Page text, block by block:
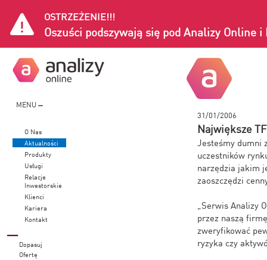
OSTRZEŻENIE!!!
Oszuści podszywają się pod Analizy Online i
MENU
O Nas
Aktualności
Produkty
Usługi
Relacje
Inwestorskie
Klienci
Kariera
Kontakt
Dopasuj
Ofertę
31/01/2006
Największe
Jesteśmy dumni
uczestników
narzędzia jakim
zaoszczędzi
„Serwis Analizy
przez naszą
zweryfikować
ryzyka czy